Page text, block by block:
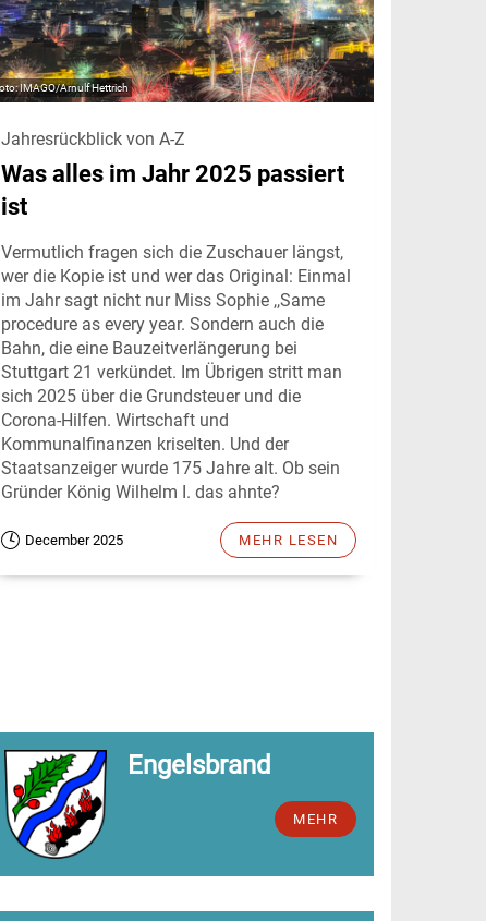
IMAGO/Arnulf Hettrich
Jahresrückblick von A-Z
Was alles im Jahr 2025 passiert
ist
Vermutlich fragen sich die Zuschauer längst,
wer die Kopie ist und wer das Original: Einmal
im Jahr sagt nicht nur Miss Sophie ,,Same
procedure as every year. Sondern auch die
Bahn, die eine Bauzeitverlängerung bei
Stuttgart 21 verkündet. Im Übrigen stritt man
sich 2025 über die Grundsteuer und die
Corona-Hilfen. Wirtschaft und
Kommunalfinanzen kriselten. Und der
Staatsanzeiger wurde 175 Jahre alt. Ob sein
Gründer König Wilhelm I. das ahnte?
December 2025 MEHR LESEN
Engelsbrand
MEHR